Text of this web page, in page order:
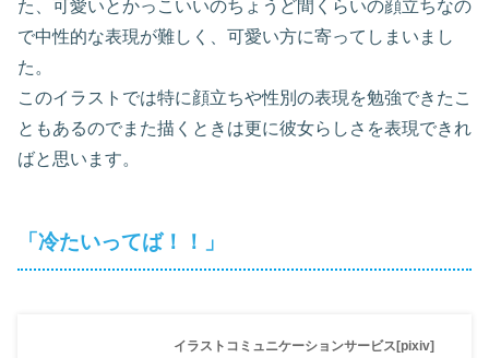
た、可愛いとかっこいいのちょうど間くらいの顔立ちなの
で中性的な表現が難しく、可愛い方に寄ってしまいまし
た。
このイラストでは特に顔立ちや性別の表現を勉強できたこ
ともあるのでまた描くときは更に彼女らしさを表現できれ
ばと思います。
「冷たいってば！！」
イラストコミュニケーションサービス[pixiv]